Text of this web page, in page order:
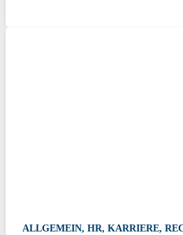
ALLGEMEIN, HR, KARRIERE,